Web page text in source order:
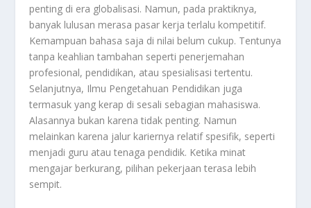
penting di era globalisasi. Namun, pada praktiknya,
banyak lulusan merasa pasar kerja terlalu kompetitif.
Kemampuan bahasa saja di nilai belum cukup. Tentunya
tanpa keahlian tambahan seperti penerjemahan
profesional, pendidikan, atau spesialisasi tertentu.
Selanjutnya, Ilmu Pengetahuan Pendidikan juga
termasuk yang kerap di sesali sebagian mahasiswa.
Alasannya bukan karena tidak penting. Namun
melainkan karena jalur kariernya relatif spesifik, seperti
menjadi guru atau tenaga pendidik. Ketika minat
mengajar berkurang, pilihan pekerjaan terasa lebih
sempit.